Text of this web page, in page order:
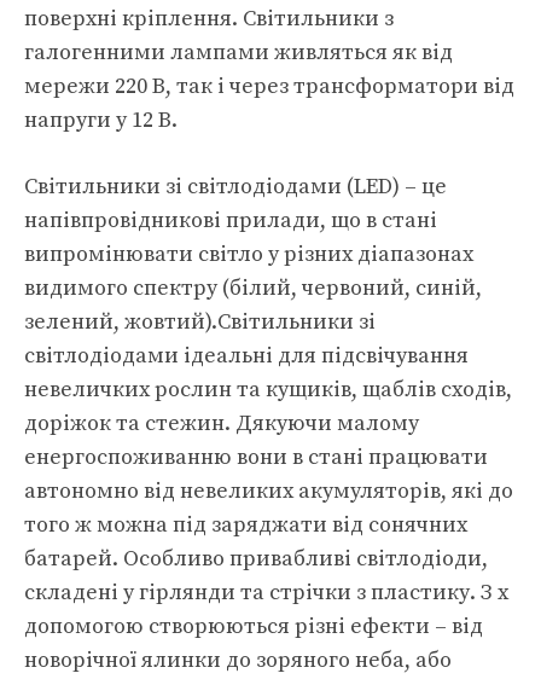
поверхні кріплення. Світильники з
галогенними лампами живляться як від
мережи 220 В, так і через трансформатори від
напруги у 12 В.
Світильники зі світлодіодами (LED) – це
напівпровідникові прилади, що в стані
випромінювати світло у різних діапазонах
видимого спектру (білий, червоний, синій,
зелений, жовтий).Світильники зі
світлодіодами ідеальні для підсвічування
невеличких рослин та кущиків, щаблів сходів,
доріжок та стежин. Дякуючи малому
енергоспоживанню вони в стані працювати
автономно від невеликих акумуляторів, які до
того ж можна під заряджати від сонячних
батарей. Особливо привабливі світлодіоди,
складені у гірлянди та стрічки з пластику. З х
допомогою створюються різні ефекти – від
новорічної ялинки до зоряного неба, або